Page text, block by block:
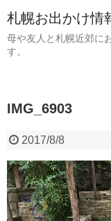
札幌お出かけ情
母や友人と札幌近郊に
す。
IMG_6903
2017/8/8